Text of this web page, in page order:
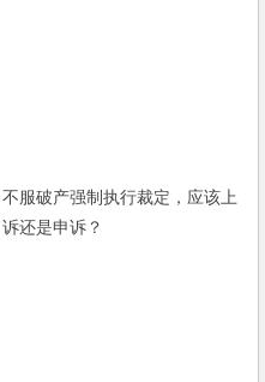
不服破产强制执行裁定，应该上
诉还是申诉？